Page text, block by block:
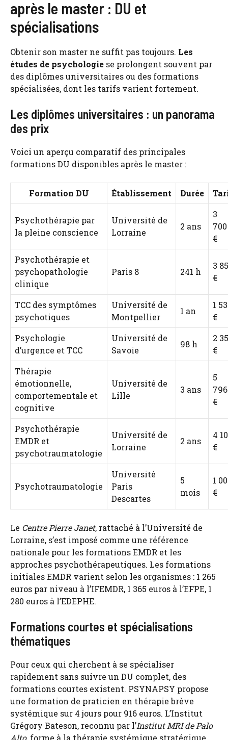
après le master : DU et
spécialisations
Obtenir son master ne suffit pas toujours. Les
études de psychologie se prolongent souvent par
des diplômes universitaires ou des formations
spécialisées, dont les tarifs varient fortement.
Les diplômes universitaires : un panorama
des prix
Voici un aperçu comparatif des principales
formations DU disponibles après le master :
Formation DU Établissement Durée
Psychothérapie par
la pleine conscience
Université de
Lorraine
2 ans
3
700
€
Psychothérapie et
psychopathologie
clinique
Paris 8 241 h
3
€
TCC des symptômes
psychotiques
Université de
Montpellier
1 an
1
€
Psychologie
d’urgence et TCC
Université de
Savoie
98 h
2
€
Thérapie
émotionnelle,
comportementale et
cognitive
Université de
Lille
3 ans
5
796
€
Psychothérapie
EMDR et
psychotraumatologie
Université de
Lorraine
2 ans
4
€
Psychotraumatologie
Université
Paris
Descartes
5
mois
1
€
Le Centre Pierre Janet, rattaché à l’Université de
Lorraine, s’est imposé comme une référence
nationale pour les formations EMDR et les
approches psychothérapeutiques. Les formations
initiales EMDR varient selon les organismes : 1 265
euros par niveau à l’IFEMDR, 1 365 euros à l’EFPE, 1
280 euros à l’EDEPHE.
Formations courtes et spécialisations
thématiques
Pour ceux qui cherchent à se spécialiser
rapidement sans suivre un DU complet, des
formations courtes existent. PSYNAPSY propose
une formation de praticien en thérapie brève
systémique sur 4 jours pour 916 euros. L’Institut
Grégory Bateson, reconnu par l’Institut MRI de Palo
Alto, forme à la thérapie systémique stratégique